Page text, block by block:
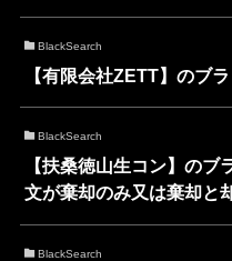
BlackSearch
【有限会社ZETT】のブ
BlackSearch
【扶桑徳山生コン】の
文が棄却のみ又は棄却と
BlackSearch